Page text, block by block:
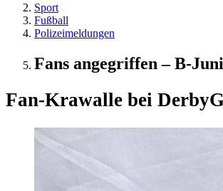
Sport
Fußball
Polizeimeldungen
Fans angegriffen – B-
Fan-Krawalle bei Derby